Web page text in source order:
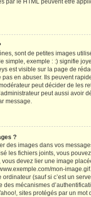
par le HTML peuvent être
sont de petites images
simple, exemple : :) signifie
est visible sur la page de
pas en abuser. Ils peuvent
peut décider de les
peut aussi avoir
message.
?
des images dans vos
les fichiers joints, vous
vous devez lier une image
mon-
ordinateur (sauf si c’est un
des mécanismes
sites protégés par un mot